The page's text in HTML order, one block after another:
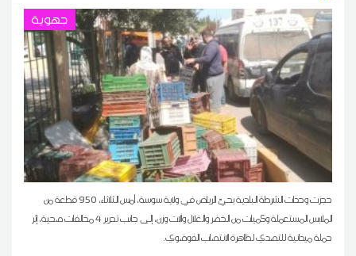
جهوية
حجزت وحدات الشرطة البلدية بحيّ الرياض في ولاية سوسة، أمس الثلاثاء، 950 قطعة من
الملابس المستعملة وكميات من الخضر والغلال وآلات وزن، إلى جانب تحرير 4 مخالفات صحية، إثر
حملة ميدانية للتصدي لظاهرة الانتصاب الفوضوي.